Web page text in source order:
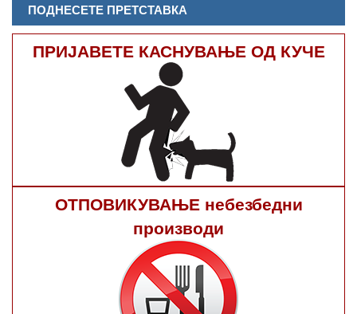
ПОДНЕСЕТЕ ПРЕТСТАВКА
ПРИЈАВЕТЕ КАСНУВАЊЕ ОД КУЧЕ
ОТПОВИКУВАЊЕ небезбедни
производи